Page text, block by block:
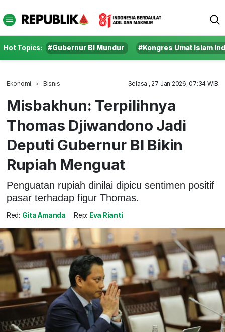
Hot Topics: #Gubernur BI Mundur #Kongres Umat Islam
Ekonomi Bisnis Selasa , 27 Jan 2026, 07:34 WIB
Misbakhun: Terpilihnya
Thomas Djiwandono Jadi
Deputi Gubernur BI Bikin
Rupiah Menguat
Penguatan rupiah dinilai dipicu sentimen positif
pasar terhadap figur Thomas.
Red: Gita Amanda Rep: Eva Rianti